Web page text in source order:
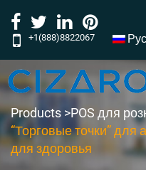
+1(888)8822067
Products >POS для
“Торговые точки” для
для здоровья